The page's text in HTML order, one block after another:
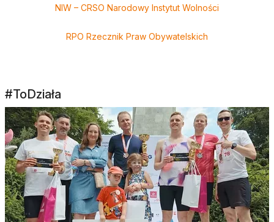
NIW – CRSO Narodowy Instytut Wolności
RPO Rzecznik Praw Obywatelskich
#ToDziała